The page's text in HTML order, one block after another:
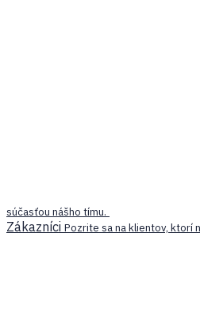
súčasťou nášho tímu.
Zákazníci Pozrite sa na klientov, ktorí